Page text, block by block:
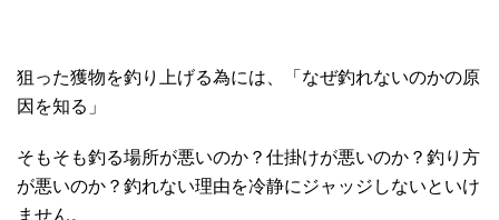
狙った獲物を釣り上げる為には、「なぜ釣れないのかの原
因を知る」
そもそも釣る場所が悪いのか？仕掛けが悪いのか？釣り方
が悪いのか？釣れない理由を冷静にジャッジしないといけ
ません。